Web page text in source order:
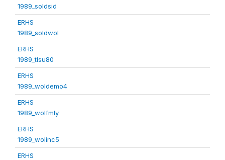
1989_soldsid
ERHS
1989_soldwol
ERHS
1989_tlsu80
ERHS
1989_woldemo4
ERHS
1989_wolfmly
ERHS
1989_wolinc5
ERHS